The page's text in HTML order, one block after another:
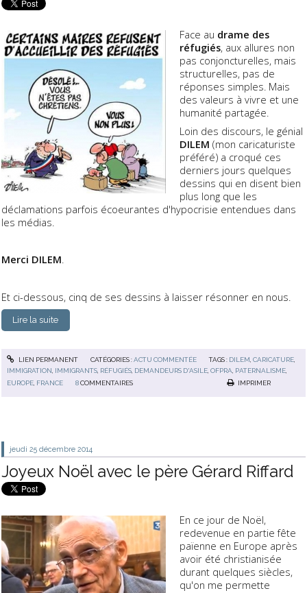
Face au drame des
réfugiés, aux allures non
pas conjoncturelles, mais
structurelles, pas de
réponses simples. Mais
des valeurs à vivre et une
humanité partagée.
Loin des discours, le génial
DILEM (mon caricaturiste
préféré) a croqué ces
derniers jours quelques
dessins qui en disent bien
plus long que les
déclamations parfois écoeurantes d'hypocrisie entendues dans
les médias.
Merci DILEM.
Et ci-dessous, cinq de ses dessins à laisser résonner en nous.
Lire la suite
LIEN PERMANENT CATÉGORIES :ACTU COMMENTÉE TAGS : DILEM ,CARICATURE
IMMIGRATION IMMIGRANTS RÉFUGIÉS DEMANDEURS D'ASILE ,OFPRA PATERNALISME
EUROPE, FRANCE 8 COMMENTAIRES IMPRIMER
jeudi 25 décembre 2014
Joyeux Noël avec le père Gérard Riffard
En ce jour de Noël,
redevenue en partie fête
païenne en Europe après
avoir été christianisée
durant quelques siècles,
qu'on me permette